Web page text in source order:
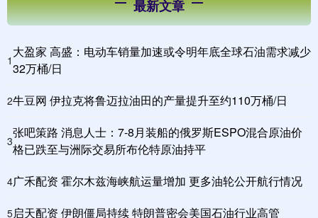
最新文章
1
大盈家 高盛：电动车销量加速或令明年底全球石油需求减少
32万桶/日
2牛豆网 伊拉克将鲁迈拉油田的产量提升至约110万桶/日
3
张吧策路 消息人士：7-8月装船的俄罗斯ESPO混合原油价
格已跌至与洲际交易所布伦特原油持平
4广禾配资 霍尔木兹海峡航运量增加 更多油轮公开航行情况
5启天配资 伊朗僵局持续 特朗普密会美国石油行业高管